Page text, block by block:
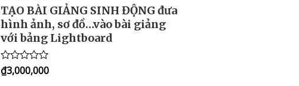
TẠO BÀI GIẢNG SINH ĐỘNG đưa
hình ảnh, sơ đồ…vào bài giảng
với bảng Lightboard
Rated
0
₫3,000,000